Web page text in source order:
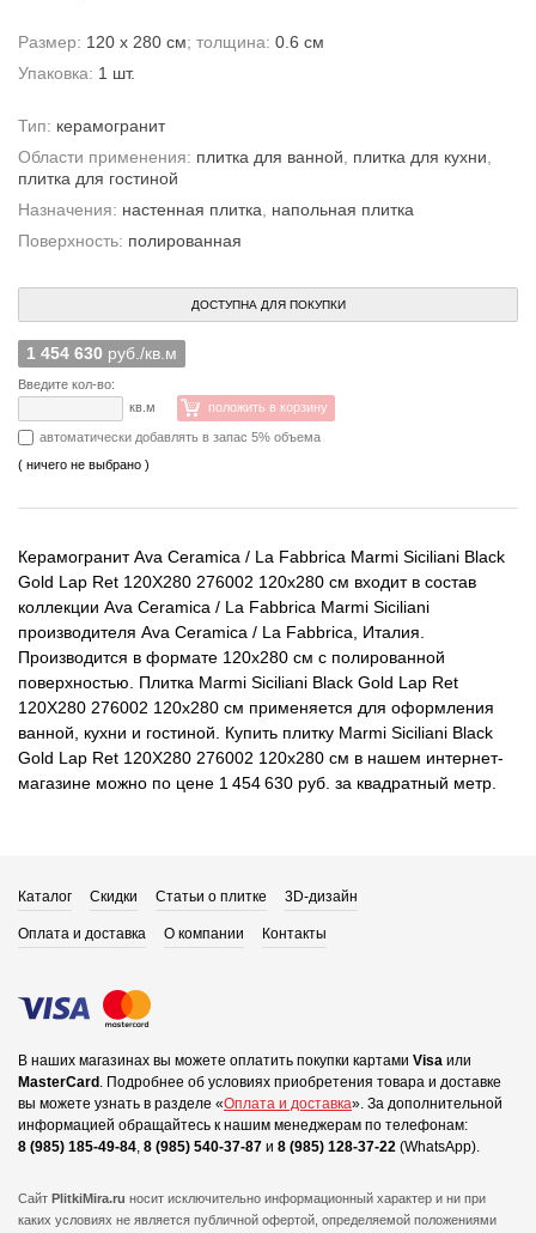
Размер: 120 x 280 см; толщина: 0.6 см
Упаковка: 1 шт.
Тип: керамогранит
Области применения: плитка для ванной плитка для кухни
плитка для гостиной
Назначения: настенная плитка
напольная плитка
Поверхность: полированная
ДОСТУПНА ДЛЯ ПОКУПКИ
1 454 630 руб./кв.м
Введите кол-во:
кв.м
положить в корзину
автоматически добавлять в запас 5% объема
( ничего не выбрано )
Керамогранит Ava Ceramica / La Fabbrica Marmi Siciliani Black
Gold Lap Ret 120X280 276002 120x280 см входит в состав
коллекции Ava Ceramica / La Fabbrica Marmi Siciliani
производителя Ava Ceramica / La Fabbrica, Италия.
Производится в формате 120x280 см с полированной
поверхностью. Плитка Marmi Siciliani Black Gold Lap Ret
120X280 276002 120x280 см применяется для оформления
ванной, кухни и гостиной. Купить плитку Marmi Siciliani Black
Gold Lap Ret 120X280 276002 120x280 см в нашем интернет-
магазине можно по цене 1 454 630 руб. за квадратный метр.
Каталог Скидки Статьи о плитке 3D-дизайн
Оплата и доставка О компании Контакты
В наших магазинах вы можете оплатить покупки картами Visa или
MasterCard . Подробнее об условиях приобретения товара и доставке
вы можете узнать в разделе «Оплата и доставка». За дополнительной
информацией обращайтесь к нашим менеджерам по телефонам:
8 (985) 185-49-84, 8 (985) 540-37-87 и 8 (985) 128-37-22 (WhatsApp).
Сайт PlitkiMira.ru носит исключительно информационный характер и ни при
каких условиях не является публичной офертой, определяемой положениями